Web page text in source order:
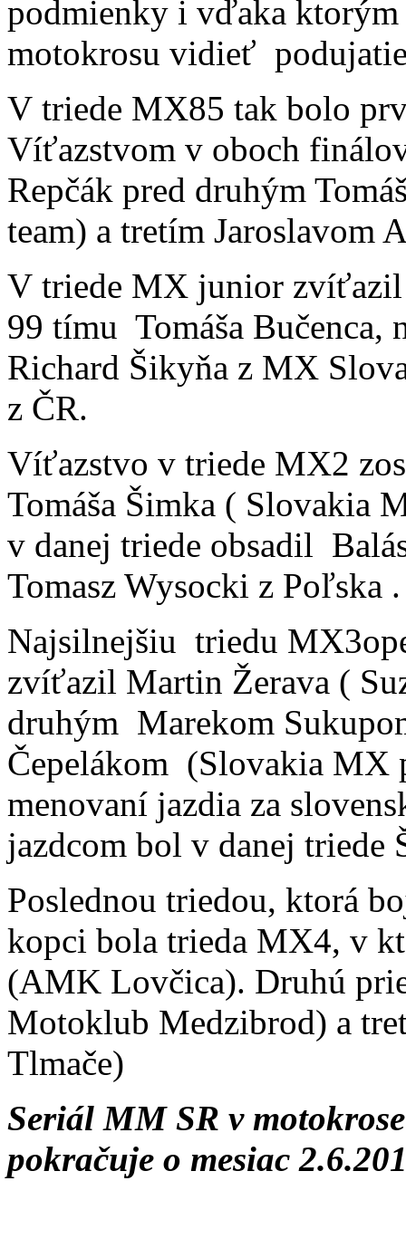
podmienky i vďaka
motokrosu vidieť
V triede MX85 tak bolo
Víťazstvom v oboch
Repčák pred druhým
team) a tretím Jaroslavom
V triede MX junior zvíťazil
99 tímu Tomáša Bučenca,
Richard Šikyňa z MX
z ČR.
Víťazstvo v triede MX2
Tomáša Šimka ( Slovakia
v danej triede obsadil
Tomasz Wysocki z Poľska .
Najsilnejšiu triedu
zvíťazil Martin Žerava (
druhým Marekom
Čepelákom (Slovakia MX
menovaní jazdia za
jazdcom bol v danej triede
Poslednou triedou, ktorá
kopci bola trieda MX4, v
(AMK Lovčica). Druhú
Motoklub Medzibrod) a
Tlmače)
Seriál MM SR v
pokračuje o mesiac